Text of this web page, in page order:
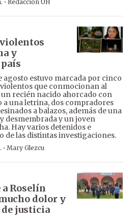
· Redacción ÚH
y
agosto estuvo marcada por cinco
que conmocionan al
un recién nacido ahorcado con
una letrina, dos compradores
a balazos, además de una
desmembrada y un joven
Hay varios detenidos e
de las distintas investigaciones.
· Mary Glezcu
a Roselín
dolor y
justicia